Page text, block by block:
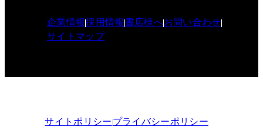
企業情報採用情報書店様へお問い合わせ
サイトマップ
サイトポリシープライバシーポリシー